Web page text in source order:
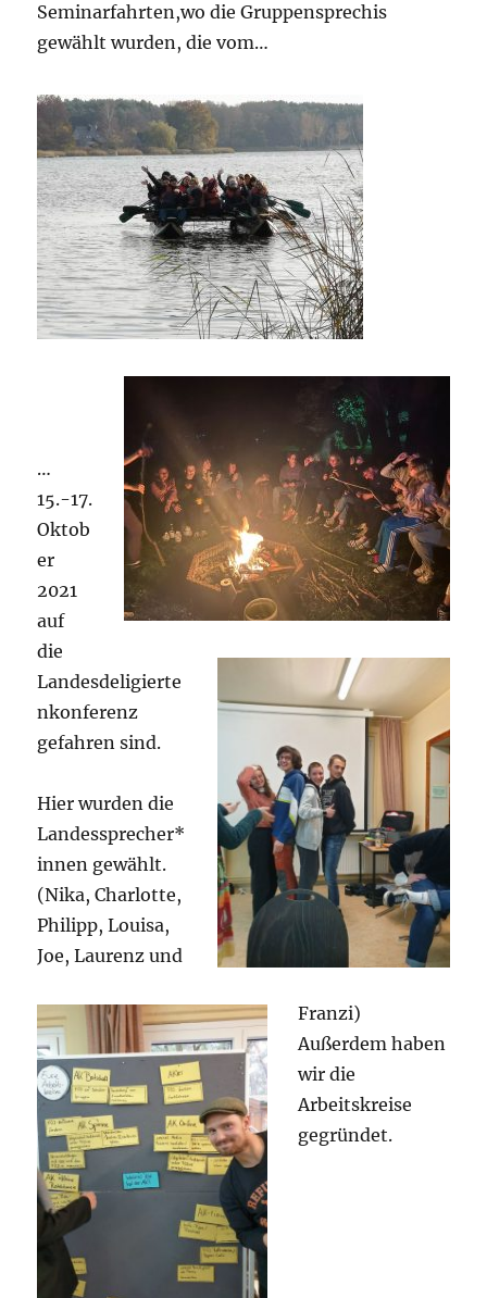
Seminarfahrten,wo die Gruppensprechis
gewählt wurden, die vom…
…
15.-17.
Oktob
er
2021
auf
die
Landesdeligierte
nkonferenz
gefahren sind.
Hier wurden die
Landessprecher*
innen gewählt.
(Nika, Charlotte,
Philipp, Louisa,
Joe, Laurenz und
Franzi)
Außerdem haben
wir die
Arbeitskreise
gegründet.